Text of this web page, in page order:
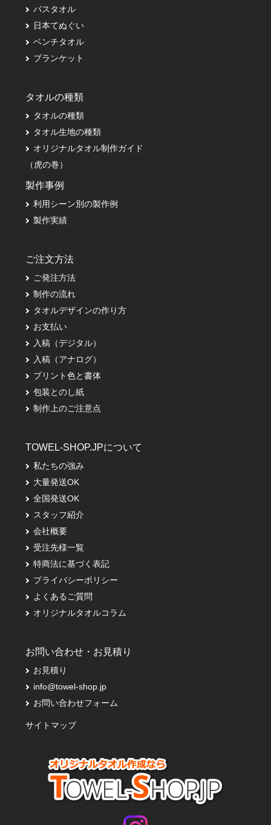
バスタオル
日本てぬぐい
ベンチタオル
ブランケット
タオルの種類
タオルの種類
タオル生地の種類
オリジナルタオル制作ガイド
（虎の巻）
製作事例
利用シーン別の製作例
製作実績
ご注文方法
ご発注方法
制作の流れ
タオルデザインの作り方
お支払い
入稿（デジタル）
入稿（アナログ）
プリント色と書体
包装とのし紙
制作上のご注意点
TOWEL-SHOP.JPについて
私たちの強み
大量発送OK
全国発送OK
スタッフ紹介
会社概要
受注先様一覧
特商法に基づく表記
プライバシーポリシー
よくあるご質問
オリジナルタオルコラム
お問い合わせ・お見積り
お見積り
info@towel-shop.jp
お問い合わせフォーム
サイトマップ